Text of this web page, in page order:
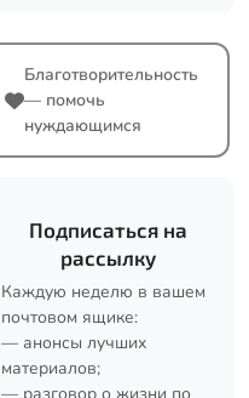
Благотворительность
— помочь
нуждающимся
Подписаться на
рассылку
Каждую неделю в вашем
почтовом ящике:
— анонсы лучших
материалов;